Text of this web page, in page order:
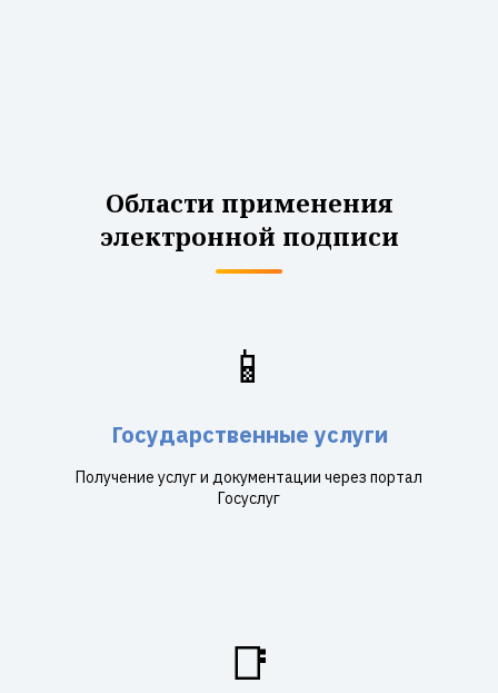
Области применения
электронной подписи
📱
Государственные услуги
Получение услуг и документации через портал
Госуслуг
📑